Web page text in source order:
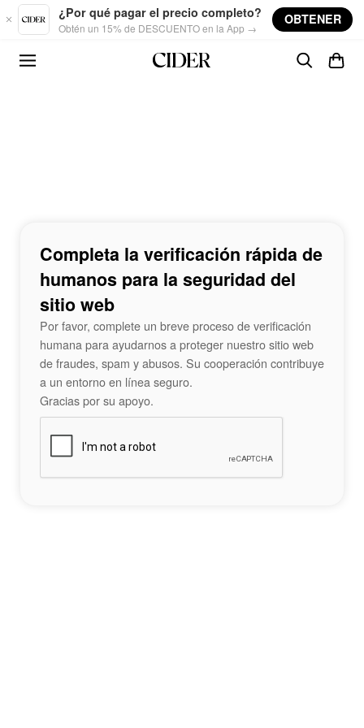
Skip to main content
¿Por qué pagar el precio completo?
Obtén un 15% de DESCUENTO en la App →
OBTENER
Completa la verificación rápida de
humanos para la seguridad del
sitio web
Por favor, complete un breve proceso de verificación
humana para ayudarnos a proteger nuestro sitio web
de fraudes, spam y abusos. Su cooperación contribuye
a un entorno en línea seguro.
Gracias por su apoyo.